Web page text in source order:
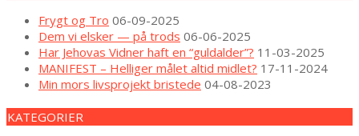
Frygt og Tro 06-09-2025
Dem vi elsker — på trods 06-06-2025
Har Jehovas Vidner haft en “guldalder”? 11-03-2025
MANIFEST – Helliger målet altid midlet? 17-11-2024
Min mors livsprojekt bristede 04-08-2023
KATEGORIER